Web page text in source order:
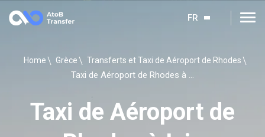
FR
Home Grèce Transferts et Taxi de Aéroport de Rhodes
Taxi de Aéroport de Rhodes à Ixia
Taxi de Aéroport de